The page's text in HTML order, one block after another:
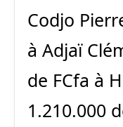
Codjo
à Adjaï
de FCfa à
1.210.000